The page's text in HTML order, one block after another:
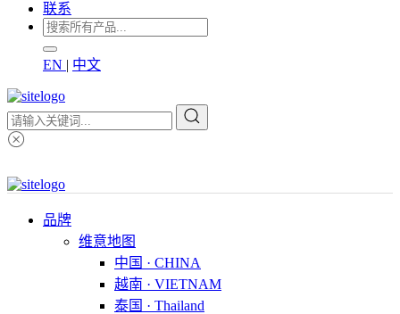
联系
EN | 中文
品牌
维意地图
中国 · CHINA
越南 · VIETNAM
泰国 · Thailand